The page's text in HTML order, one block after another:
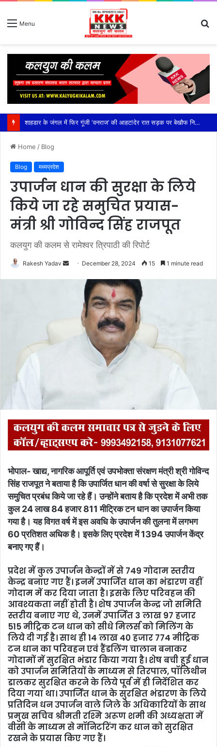
Menu
शाहडार के जंगल में फिर गूंजी ‘वनराज’ की आहट!देर रात सड़क पर बेखौफ निकला विशालकाय बाघ, राहगीरों के कैमरे में कैद हुआ रोमांचक नजारा,कटनी जिले के शाहडार वन क्षेत्र में बढ़ी बाघों की हलचल, सड़क पार कर झाड़ियों में ओझल हुआ टाइगर; वन विभाग ने राहगीरों को किया सतर्क
Home / Blog
Blog मध्यप्रदेश
उपार्जन धान की सुरक्षा के लिये
किये जा रहे समुचित प्रयास-
मंत्री श्री गोविन्द सिंह राजपूत
कलयुग की कलम से रामेश्वर त्रिपाठी की रिपोर्ट
Rakesh Yadav December 28, 2024 15 1 minute read
भोपाल- खाद्य, नागरिक आपूर्ति एवं उपभोक्ता संरक्षण मंत्री श्री गोविन्द
सिंह राजपूत ने बताया है कि उपार्जित धान की वर्षा से सुरक्षा के लिये
समुचित प्रबंध किये जा रहे हैं। उन्होंने बताय है कि प्रदेश में अभी तक
कुल 24 लाख 84 हजार 811 मीट्रिक टन धान का उपार्जन किया
गया है। यह विगत वर्ष में इस अवधि के उपार्जन की तुलना में लगभग
60 प्रतिशत अधिक है। इसके लिए प्रदेश में 1394 उपार्जन केंद्र
बनाए गए हैं।
प्रदेश में कुल उपार्जन केन्द्रों में से 749 गोदाम स्तरीय
केन्द्र बनाए गए हैं। इनमें उपार्जित धान का भंडारण वहीं
गोदाम में कर दिया जाता है। इसके लिए परिवहन की
आवश्यकता नहीं होती है। शेष उपार्जन केन्द्र जो समिति
स्तरीय बनाए गए थे, उनमें उपार्जित 3 लाख 97 हजार
515 मीट्रिक टन धान को सीधे मिलर्स को मिलिंग के
लिये दी गई है। साथ ही 14 लाख 40 हजार 774 मीट्रिक
टन धान का परिवहन एवं हैंडलिंग चालान बनाकर
गोदामों में सुरक्षित भंडार किया गया है। शेष बची हुई धान
को उपार्जन समितियों के माध्यम से तिरपाल, पॉलिथीन
डालकर सुरक्षित करने के लिये पूर्व में ही निर्देशित कर
दिया गया था। उपार्जित धान के सुरक्षित भंडारण के लिये
प्रतिदिन धन उपार्जन वाले जिले के अधिकारियों के साथ
प्रमुख सचिव श्रीमती रश्मि अरूण शमी की अध्यक्षता में
वीसी के माध्यम से मॉनिटरिंग कर धान को सुरक्षित
रखने के प्रयास किए गए हैं।